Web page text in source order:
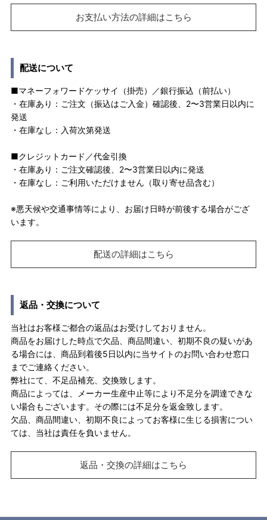
お支払い方法の詳細はこちら
配送について
■マネーフォワードケッサイ（掛売）／銀行振込（前払い）
・在庫あり：ご注文（振込はご入金）確認後、2〜3営業日以内に
発送
・在庫なし：入荷次第発送
■クレジットカード／代金引換
・在庫あり：ご注文確認後、2〜3営業日以内に発送
・在庫なし：ご利用いただけません（取り寄せ品含む）
※悪天候や交通事情等により、お届け日時が前後する場合がござ
います。
配送の詳細はこちら
返品・交換について
当社はお客様ご都合の返品はお受けしておりません。
商品をお届けした時点で欠品、商品間違い、初期不良の疑いがあ
る場合には、商品到着後5日以内に当サイトのお問い合わせ窓口
までご連絡ください。
弊社にて、不足品補充、交換致します。
商品によっては、メーカー生産中止等により不足分を調達できな
い場合もございます。その際には不足分を返金致します。
欠品、商品間違い、初期不良によってお客様に生じる損害につい
ては、当社は責任を負いません。
返品・交換の詳細はこちら